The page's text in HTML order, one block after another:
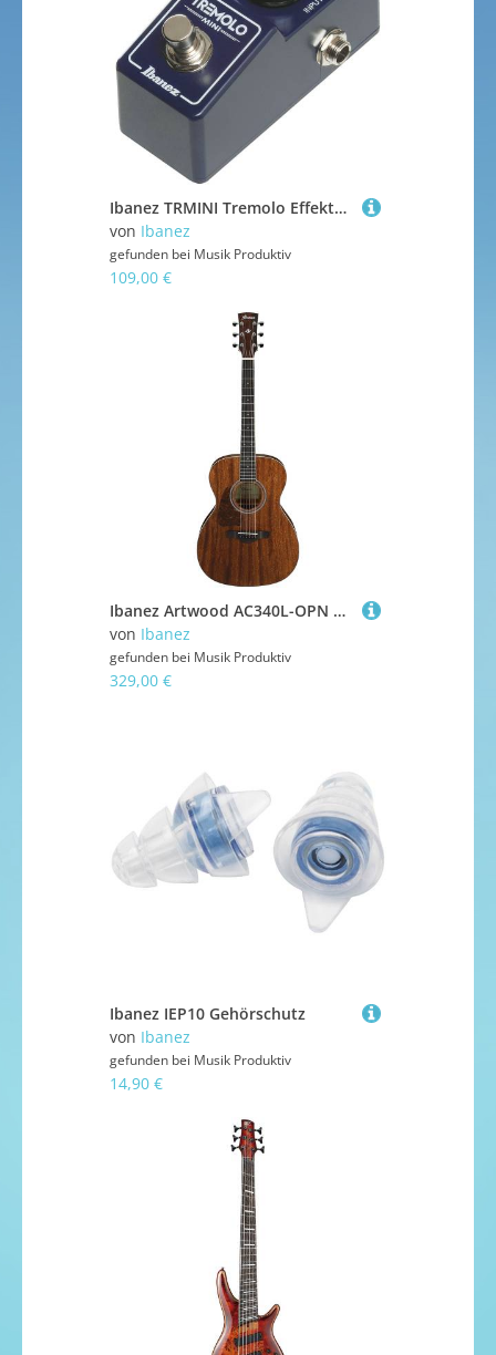
Ibanez TRMINI Tremolo Effektgerät E-Gitarre
von Ibanez
gefunden bei Musik Produktiv
109,00 €
Ibanez Artwood AC340L-OPN Westerngitarre Lefthand
von Ibanez
gefunden bei Musik Produktiv
329,00 €
Ibanez IEP10 Gehörschutz
von Ibanez
gefunden bei Musik Produktiv
14,90 €